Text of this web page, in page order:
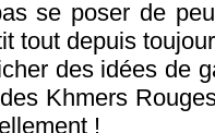
se poser de
tout depuis
des idées de
Khmers
!